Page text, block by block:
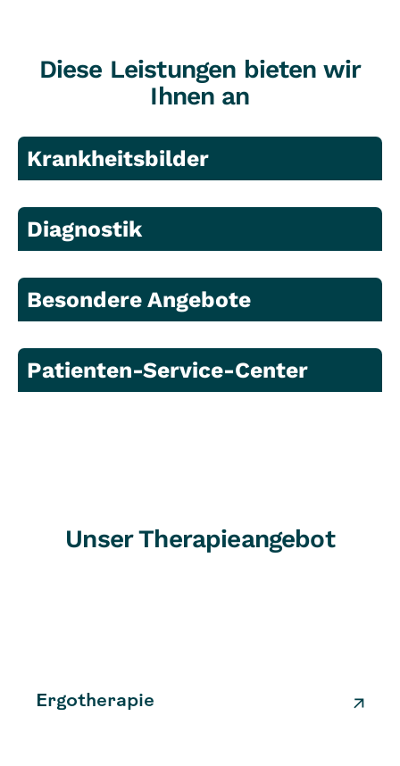
Diese Leistungen bieten wir
Ihnen an
Krankheitsbilder
Diagnostik
Besondere Angebote
Patienten-Service-Center
Unser Therapieangebot
Ergotherapie